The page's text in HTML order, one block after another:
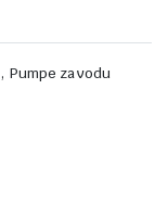
, Pumpe za vodu